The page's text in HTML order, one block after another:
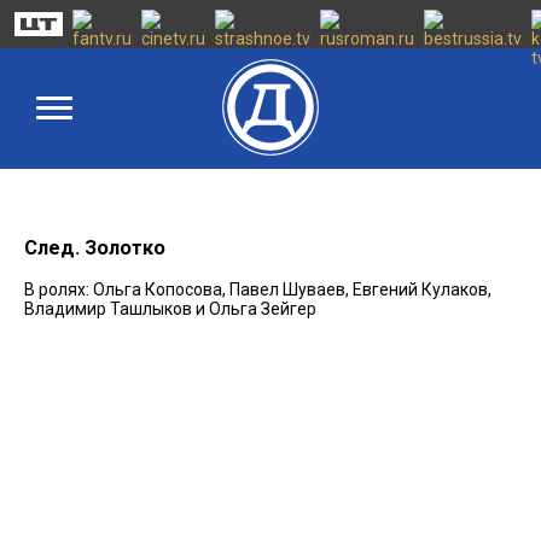
След. Золотко
В ролях: Ольга Копосова, Павел Шуваев, Евгений Кулаков,
Владимир Ташлыков и Ольга Зейгер